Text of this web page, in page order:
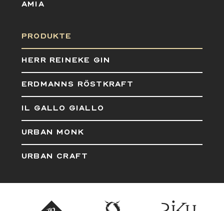
AMIA
PRODUKTE
HERR REINEKE GIN
ERDMANNS RÖSTKRAFT
IL GALLO GIALLO
URBAN MONK
URBAN CRAFT